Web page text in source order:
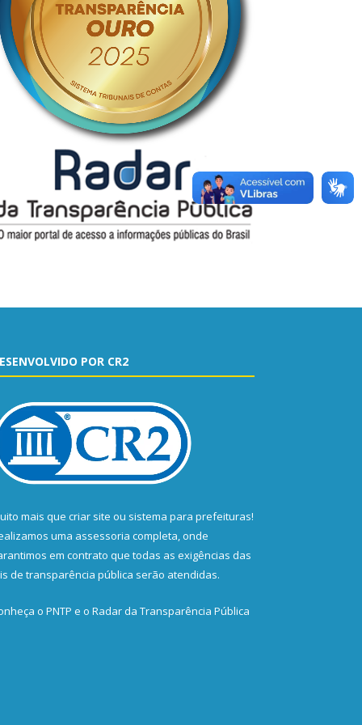
POR CR2
mais que criar site ou sistema para prefeituras!
uma assessoria completa, onde
em contrato que todas as exigências das
de transparência pública serão atendidas.
o PNTP e o Radar da Transparência Pública